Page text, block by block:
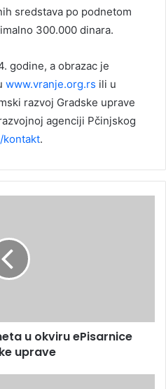
sredstava po podnetom
300.000 dinara.
godine, a obrazac je
www.vranje.org.rs ili u
razvoj Gradske uprave
agenciji Pčinjskog
kontakt.
u okviru ePisarnice
uprave